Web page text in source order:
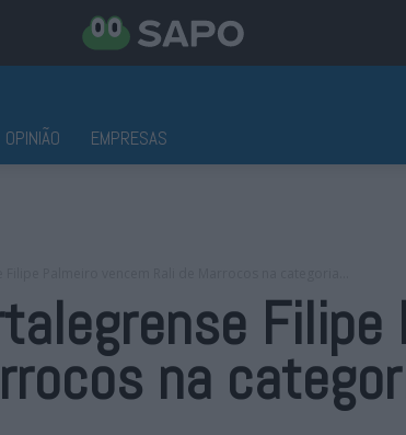
OPINIÃO EMPRESAS
Filipe
na